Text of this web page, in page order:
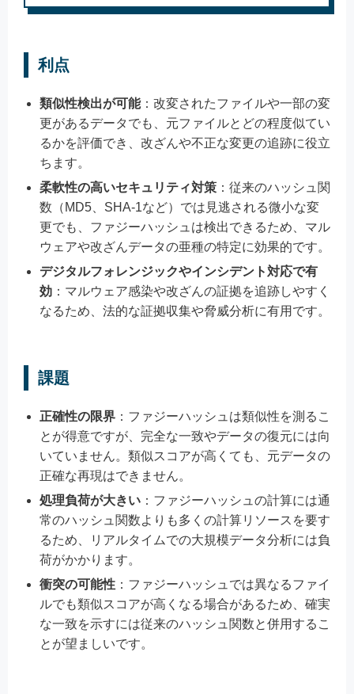
利点
類似性検出が可能：改変されたファイルや一部の変
更があるデータでも、元ファイルとどの程度似てい
るかを評価でき、改ざんや不正な変更の追跡に役立
ちます。
柔軟性の高いセキュリティ対策 ：従来のハッシュ関
数（MD5、SHA-1など）では見逃される微小な変
更でも、ファジーハッシュは検出できるため、マル
ウェアや改ざんデータの亜種の特定に効果的です。
デジタルフォレンジックやインシデント対応で有
効 ：マルウェア感染や改ざんの証拠を追跡しやすく
なるため、法的な証拠収集や脅威分析に有用です。
課題
正確性の限界 ：ファジーハッシュは類似性を測るこ
とが得意ですが、完全な一致やデータの復元には向
いていません。類似スコアが高くても、元データの
正確な再現はできません。
処理負荷が大きい ：ファジーハッシュの計算には通
常のハッシュ関数よりも多くの計算リソースを要す
るため、リアルタイムでの大規模データ分析には負
荷がかかります。
衝突の可能性 ：ファジーハッシュでは異なるファイ
ルでも類似スコアが高くなる場合があるため、確実
な一致を示すには従来のハッシュ関数と併用するこ
とが望ましいです。